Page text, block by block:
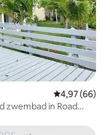
Gemiddelde
4,97 (66)
in Road